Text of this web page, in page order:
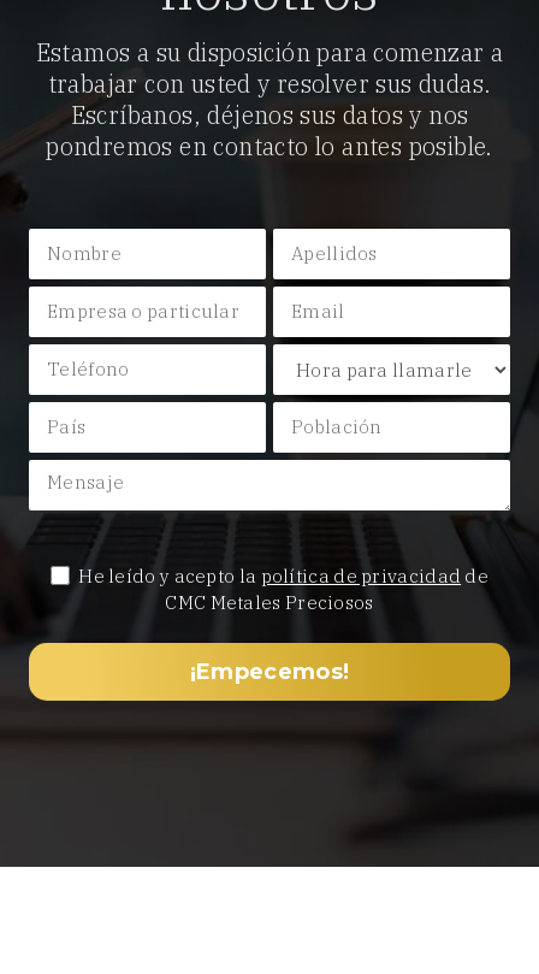
Estamos a su disposición para comenzar a
trabajar con usted y resolver sus dudas.
Escríbanos, déjenos sus datos y nos
pondremos en contacto lo antes posible.
He leído y acepto la política de privacidad de
CMC Metales Preciosos